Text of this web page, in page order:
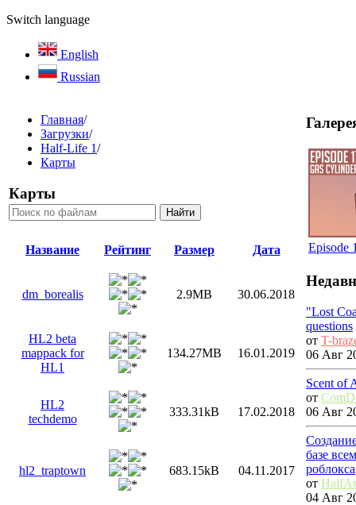
Switch language
English
Russian
Главная/
Загрузки/
Half-Life 1/
Карты
Карты
Название Рейтинг Размер Дата
dm_borealis 2.9MB 30.06.2018
HL2 beta
mappack for
HL1
134.27MB 16.01.2019
HL2
techdemo
333.31kB 17.02.2018
hl2_traptown 683.15kB 04.11.2017
Episode
"Lost
questions
от T-
06 Авг
Scent of
от
06 Авг
базе
роблокса
от
04 Авг